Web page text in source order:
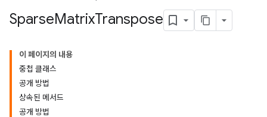
SparseMatrixTranspose
이 페이지의 내용
중첩 클래스
공개 방법
상속된 메서드
공개 방법